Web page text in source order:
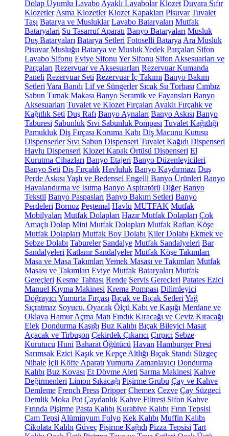
Dolap Uyumlu Lavabo Ayaklı Lavabolar Klozet Duvara Sıfır
Klozetler Asma Klozetler Klozet Kapakları Pisuvar Tuvalet
Taşı Batarya ve Musluklar Lavabo Bataryaları Mutfak
Bataryaları Su Tasarruf Aparatı Banyo Bataryaları Musluk
Duş Bataryaları Batarya Setleri Fotoselli Batarya Ara Musluk
Pisuvar Musluğu Batarya ve Musluk Yedek Parçaları Sifon
Lavabo Sifonu Eviye Sifonu Yer Sifonu Sifon Aksesuarları ve
Parçaları Rezervuar ve Aksesuarları Rezervuar Kumanda
Paneli Rezervuar Seti Rezervuar İç Takımı Banyo Bakım
Setleri Yara Bandı Lif ve Süngerler Sıcak Su Torbası Cımbız
Sabun Tırnak Makası Banyo Seramik ve Fayansları Banyo
Aksesuarları Tuvalet ve Klozet Fırçaları Ayaklı Fırçalık ve
Kağıtlık Seti Duş Rafı Banyo Aynaları Banyo Askısı Banyo
Taburesi Sabunluk Sıvı Sabunluk Pompası Tuvalet Kağıtlığı
Pamukluk Diş Fırçası Koruma Kabı Diş Macunu Kutusu
Dispenserler Sıvı Sabun Dispenseri Tuvalet Kağıdı Dispenseri
Havlu Dispenseri Klozet Kapak Örtüsü Dispenseri El
Kurutma Cihazları Banyo Etajeri Banyo Düzenleyicileri
Banyo Seti Diş Fırçalık Havluluk Banyo Kaydırmazı Duş
Perde Askısı Yaşlı ve Bedensel Engelli Banyo Ürünleri Banyo
Havalandırma ve Isıtma Banyo Aspiratörü Diğer Banyo
Tekstil Banyo Paspasları Banyo Bakım Setleri Banyo
Perdeleri Bornoz Peştemal Havlu MUTFAK Mutfak
Mobilyaları Mutfak Dolapları Hazır Mutfak Dolapları Çok
Amaçlı Dolap Mini Mutfak Dolapları Mutfak Rafları Köşe
Mutfak Dolapları Mutfak Boy Dolabı Kiler Dolabı Ekmek ve
Sebze Dolabı Tabureler Sandalye Mutfak Sandalyeleri Bar
Sandalyeleri Katlanır Sandalyeler Mutfak Köşe Takımları
Masa ve Masa Takımları Yemek Masası ve Takımları Mutfak
Masası ve Takımları Eviye Mutfak Bataryaları Mutfak
Gereçleri Kesme Tahtası Rende Servis Gereçleri Patates Ezici
Manuel Kıyma Makinesi Krema Pompası Dilimleyici
Doğrayıcı Yumurta Fırçası Bıçak ve Bıçak Setleri Yağ
Sıçratmaz Soyucu, Oyacak Ölçü Kabı ve Kaşığı Merdane ve
Oklava Hamur Açma Matı Fındık Kıracağı ve Ceviz Kıracağı
Elek Dondurma Kaşığı Buz Kalıbı Bıçak Bileyici Masat
Açacak ve Tirbuşon Çekirdek Çıkarıcı Çırpıcı Sebze
Kurutucu Huni Baharat Öğütücü Havan Hamburger Presi
Sarımsak Ezici Kaşık ve Kepçe Altlığı Bıçak Standı Süzgeç
Nihale İçli Köfte Aparatı Yumurta Zamanlayıcı Dondurma
Kalıbı Buz Kovası Et Dövme Aleti Sarma Makinesi Kahve
Değirmenleri Limon Sıkacağı Pişirme Grubu Çay ve Kahve
Demleme French Press Dripper Chemex Cezve Çay Süzgeci
Demlik Moka Pot Çaydanlık Kahve Filtresi Sifon Kahve
Fırında Pişirme Pasta Kalıbı Kurabiye Kalıbı Fırın Tepsisi
Cam Tepsi Alüminyum Folyo Kek Kalıbı Muffin Kalıbı
Çikolata Kalıbı Güveç Pişirme Kağıdı Pizza Tepsisi Tart